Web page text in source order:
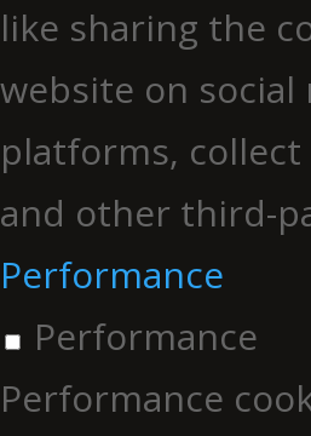
like sharing the
website on social
platforms, collect
and other third-
Performance
Performance
Performance